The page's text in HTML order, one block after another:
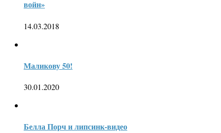
войн»
14.03.2018
Маликову 50!
30.01.2020
Белла Порч и липсинк-видео